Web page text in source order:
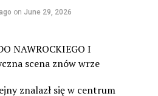
on June 29, 2026
NAWROCKIEGO I
scena znów wrze
znalazł się w centrum